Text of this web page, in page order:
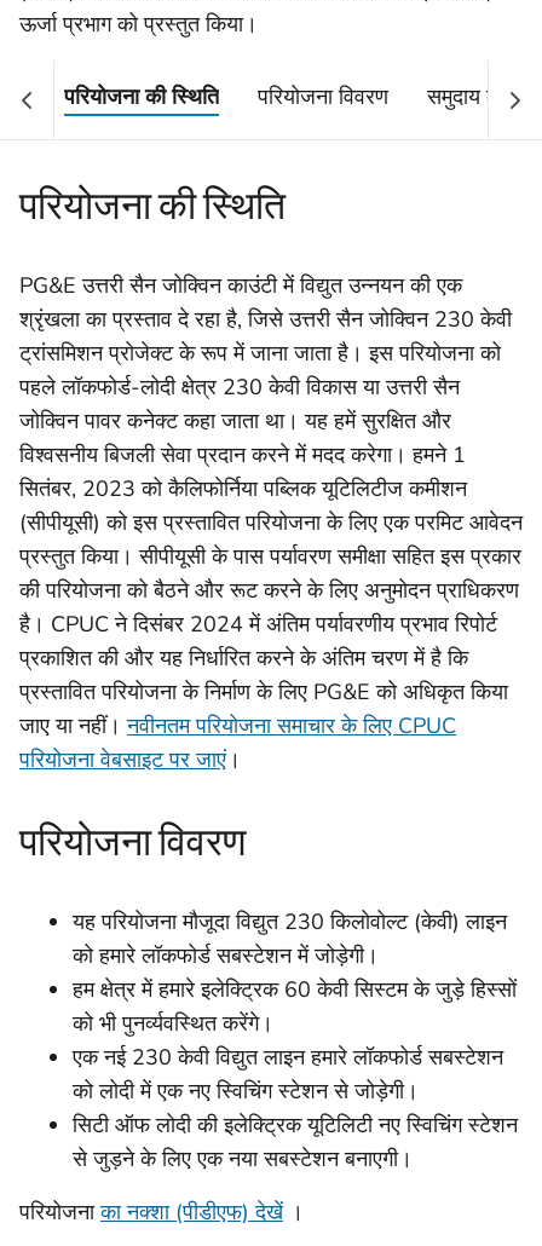
ऊर्जा प्रभाग को प्रस्तुत किया।
परियोजना की स्थिति परियोजना विवरण समुदाय के साथ
परियोजना की स्थिति
PG&E उत्तरी सैन जोक्विन काउंटी में विद्युत उन्नयन की एक
श्रृंखला का प्रस्ताव दे रहा है, जिसे उत्तरी सैन जोक्विन 230 केवी
ट्रांसमिशन प्रोजेक्ट के रूप में जाना जाता है। इस परियोजना को
पहले लॉकफोर्ड-लोदी क्षेत्र 230 केवी विकास या उत्तरी सैन
जोक्विन पावर कनेक्ट कहा जाता था। यह हमें सुरक्षित और
विश्वसनीय बिजली सेवा प्रदान करने में मदद करेगा। हमने 1
सितंबर, 2023 को कैलिफोर्निया पब्लिक यूटिलिटीज कमीशन
(सीपीयूसी) को इस प्रस्तावित परियोजना के लिए एक परमिट आवेदन
प्रस्तुत किया। सीपीयूसी के पास पर्यावरण समीक्षा सहित इस प्रकार
की परियोजना को बैठने और रूट करने के लिए अनुमोदन प्राधिकरण
है। CPUC ने दिसंबर 2024 में अंतिम पर्यावरणीय प्रभाव रिपोर्ट
प्रकाशित की और यह निर्धारित करने के अंतिम चरण में है कि
प्रस्तावित परियोजना के निर्माण के लिए PG&E को अधिकृत किया
जाए या नहीं।नवीनतम परियोजना समाचार के लिए CPUC
परियोजना वेबसाइट पर जाएं।
परियोजना विवरण
यह परियोजना मौजूदा विद्युत 230 किलोवोल्ट (केवी) लाइन
को हमारे लॉकफोर्ड सबस्टेशन में जोड़ेगी।
हम क्षेत्र में हमारे इलेक्ट्रिक 60 केवी सिस्टम के जुड़े हिस्सों
को भी पुनर्व्यवस्थित करेंगे।
एक नई 230 केवी विद्युत लाइन हमारे लॉकफोर्ड सबस्टेशन
को लोदी में एक नए स्विचिंग स्टेशन से जोड़ेगी।
सिटी ऑफ लोदी की इलेक्ट्रिक यूटिलिटी नए स्विचिंग स्टेशन
से जुड़ने के लिए एक नया सबस्टेशन बनाएगी।
परियोजनाका नक्शा (पीडीएफ) देखें।